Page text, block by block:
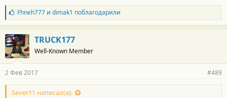
Б
л
а
г
о
д
а
н
о
с
Fhneh777и dimak1 поблагодарили
TRUCK177
Well-Known Member
2 Фев 2017 #489
Sever11 написал(а):